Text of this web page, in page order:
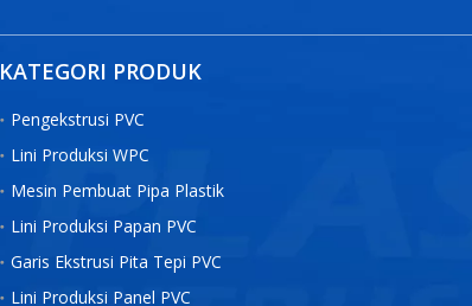
KATEGORI PRODUK
Pengekstrusi PVC
Lini Produksi WPC
Mesin Pembuat Pipa Plastik
Lini Produksi Papan PVC
Garis Ekstrusi Pita Tepi PVC
Lini Produksi Panel PVC